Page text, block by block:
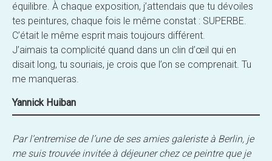
équilibre. À chaque exposition, j’attendais que tu dévoiles
tes peintures, chaque fois le même constat : SUPERBE.
C’était le même esprit mais toujours différent.
J’aimais ta complicité quand dans un clin d’œil qui en
disait long, tu souriais, je crois que l’on se comprenait. Tu
me manqueras.
Yannick Huiban
Par l’entremise de l’une de ses amies galeriste à Berlin, je
me suis trouvée invitée à déjeuner chez ce peintre que je